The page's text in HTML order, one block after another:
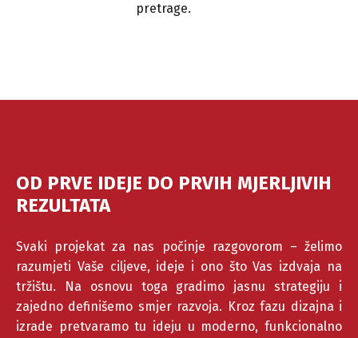
pretrage.
OD PRVE IDEJE DO PRVIH MJERLJIVIH
REZULTATA
Svaki projekat za nas počinje razgovorom – želimo
razumjeti Vaše ciljeve, ideje i ono što Vas izdvaja na
tržištu. Na osnovu toga gradimo jasnu strategiju i
zajedno definišemo smjer razvoja. Kroz fazu dizajna i
izrade pretvaramo tu ideju u moderno, funkcionalno